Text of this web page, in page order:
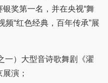
奖第一名，并在央视“舞
频“红色经典，百年传承”展
）大型音诗歌舞剧《濯
演；